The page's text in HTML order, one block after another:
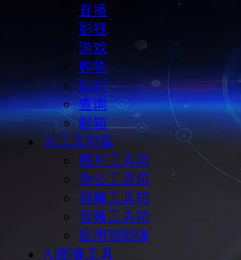
直播
影视
游戏
购物
出行
查询
邮箱
Ai工具箱集
图片工具箱
办公工具箱
视频工具箱
音频工具箱
应用智能体
Ai图像工具